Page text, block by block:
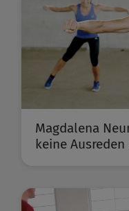
Magdalena
keine